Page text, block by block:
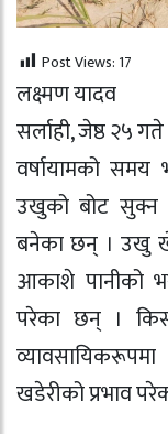
Post Views: 17
लक्ष्मण यादव
सर्लाही, जेष्ठ २५ गते
वर्षायामको
उखुको बोट सुक्न
बनेका छन् । उखु
आकाशे पानीको
परेका छन् ।
खडेरीको प्रभाव